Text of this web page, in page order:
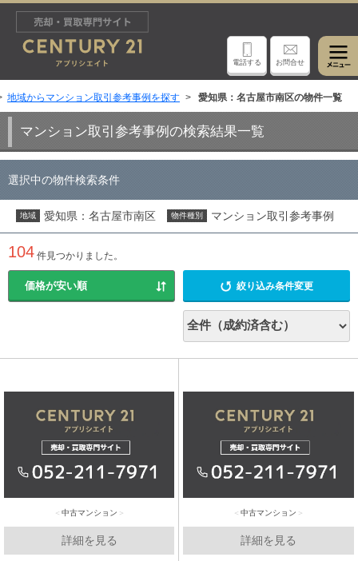
電話する お問合せ
地域からマンション取引参考事例を探す 愛知県：名古屋市南区の物件一覧
マンション取引参考事例の検索結果一覧
選択中の物件検索条件
地域 愛知県：名古屋市南区 物件種別 マンション取引参考事例
104 件見つかりました。
絞り込み条件変更
中古マンション
詳細を見る
中古マンション
詳細を見る